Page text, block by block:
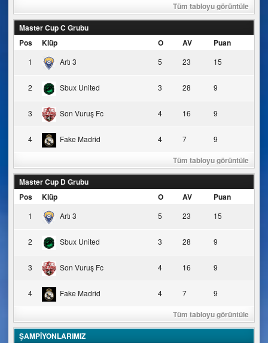
Tüm tabloyu görüntüle
Master Cup C Grubu
Pos
Klüp O AV Puan
1 Artı 3 5 23 15
2 Sbux United 3 28 9
3 Son Vuruş Fc 4 16 9
4 Fake Madrid 4 7 9
Tüm tabloyu görüntüle
Master Cup D Grubu
Pos
Klüp O AV Puan
1 Artı 3 5 23 15
2 Sbux United 3 28 9
3 Son Vuruş Fc 4 16 9
4 Fake Madrid 4 7 9
Tüm tabloyu görüntüle
ŞAMPİYONLARIMIZ